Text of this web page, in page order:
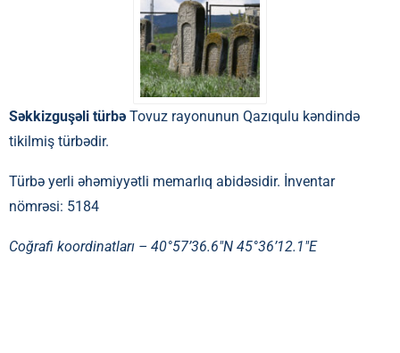
Səkkizguşəli türbə Tovuz rayonunun Qazıqulu kəndində
tikilmiş türbədir.
Türbə yerli əhəmiyyətli memarlıq abidəsidir. İnventar
nömrəsi: 5184
Coğrafi koordinatları – 40°57’36.6″N 45°36’12.1″E